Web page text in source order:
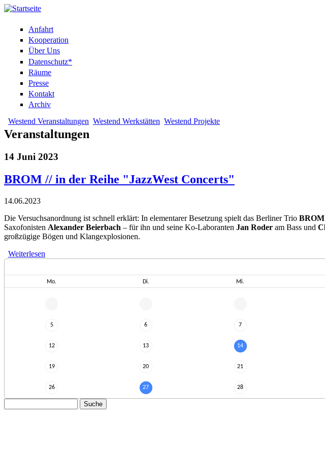
Anfahrt
Kooperation
Über Uns
Datenschutz*
Räume
Presse
Kontakt
Archiv
Westend Veranstaltungen Westend Werkstätten Westend Projekte
Veranstaltungen
14 Juni 2023
BROM // in der Reihe "JazzWest Concerts"
14.06.2023
Die Versuchsanordnung ist schnell erklärt: In elementarer Besetzung spielt das Berliner Trio BROM
Saxofonisten Alexander Beierbach – für ihn und seine Ko-Laboranten Jan Roder am Bass und
großzügige Bögen und Klangexplosionen.
Weiterlesen
Mo. Di. Mi.
5 6 7
12 13 14
19 20 21
26 27 28